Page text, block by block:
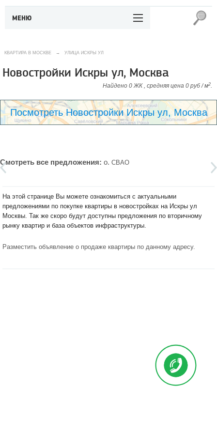
МЕНЮ
КВАРТИРА В МОСКВЕ → УЛИЦА ИСКРЫ УЛ
Новостройки Искры ул, Москва
Найдено 0 ЖК , средняя цена 0 руб / м2.
Посмотреть Новостройки Искры ул, Москва
Смотреть все предложения: о. СВАО
На этой странице Вы можете ознакомиться с актуальными
предложениями по покупке квартиры в новостройках на Искры ул
Москвы. Так же скоро будут доступны предложения по вторичному
рынку квартир и база объектов инфраструктуры.
Разместить объявление о продаже квартиры по данному адресу.